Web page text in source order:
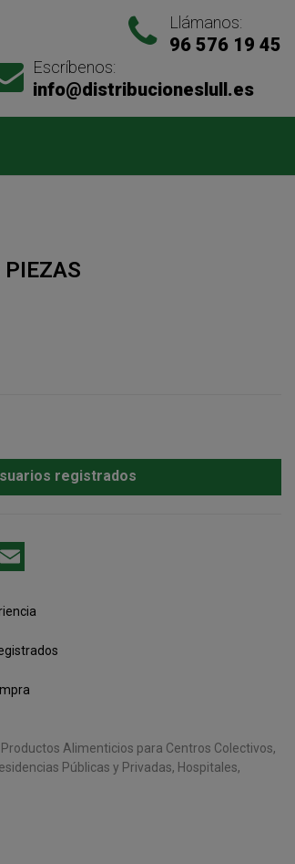
Llámanos:
96 576 19 45
Escríbenos:
info@distribucioneslull.es
registrados
Teams
Alimenticios para Centros Colectivos,
Públicas y Privadas, Hospitales,